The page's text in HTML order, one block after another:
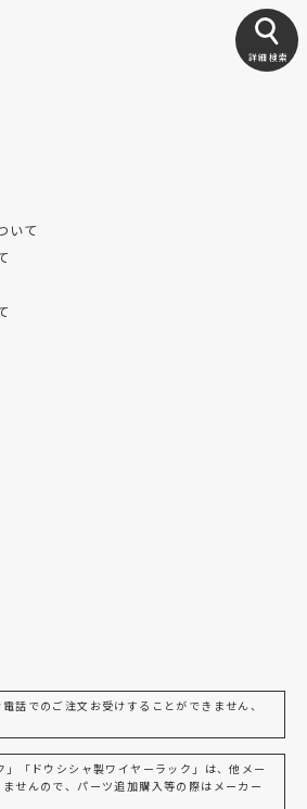
詳細検索
いて
話でのご注文お受けすることができません、
」「ドウシシャ製ワイヤーラック」は、他メー
せんので、パーツ追加購入等の際はメーカー